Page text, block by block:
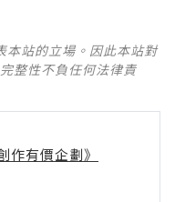
本站的立場。因此本站對
整性不負任何法律責
作有價企劃》